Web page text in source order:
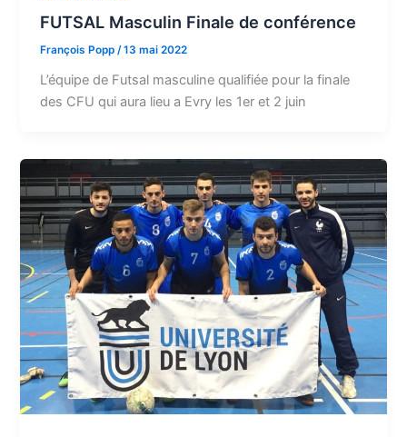
FUTSAL Masculin Finale de conférence
François Popp /13 mai 2022
L’équipe de Futsal masculine qualifiée pour la finale
des CFU qui aura lieu a Evry les 1er et 2 juin